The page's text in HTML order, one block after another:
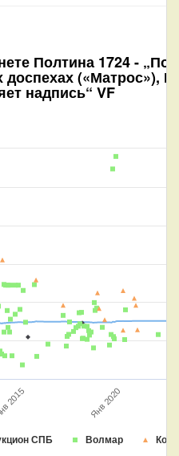
Полтина 1724 -
(«Матрос»),
надпись“ VF
СПБ Волмар
2015 Янв 2020